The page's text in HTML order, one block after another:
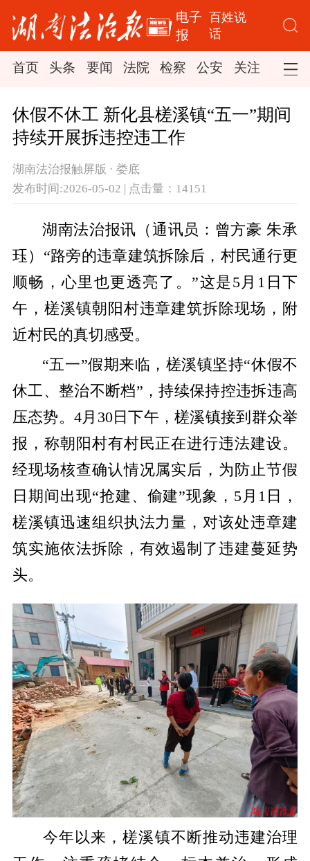
电子
报
百姓说
话
首页 头条 要闻 法院 检察 公安 关注 司法
休假不休工 新化县槎溪镇“五一”期间
持续开展拆违控违工作
湖南法治报触屏版 · 娄底
发布时间:2026-05-02 | 点击量：14151
湖南法治报讯（通讯员：曾方豪 朱承
珏）“路旁的违章建筑拆除后，村民通行更
顺畅，心里也更透亮了。”这是5月1日下
午，槎溪镇朝阳村违章建筑拆除现场，附
近村民的真切感受。
“五一”假期来临，槎溪镇坚持“休假不
休工、整治不断档”，持续保持控违拆违高
压态势。4月30日下午，槎溪镇接到群众举
报，称朝阳村有村民正在进行违法建设。
经现场核查确认情况属实后，为防止节假
日期间出现“抢建、偷建”现象，5月1日，
槎溪镇迅速组织执法力量，对该处违章建
筑实施依法拆除，有效遏制了违建蔓延势
头。
​今年以来，槎溪镇不断推动违建治理